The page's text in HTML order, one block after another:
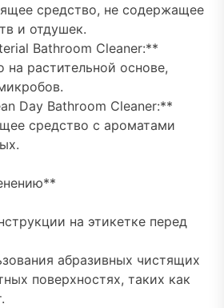
средство, не содержащее
и отдушек.
Bathroom Cleaner:**
на растительной основе,
Day Bathroom Cleaner:**
средство с ароматами
на этикетке перед
абразивных чистящих
поверхностях, таких как